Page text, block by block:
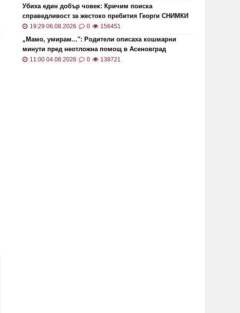
Убиха един добър човек: Кричим поиска
справедливост за жестоко пребития Георги СНИМКИ
и ВИДЕО
19:29 06.08.2026 0 156451
„Мамо, умирам...": Родители описаха кошмарни
минути пред неотложна помощ в Асеновград
11:00 04.08.2026 0 138721